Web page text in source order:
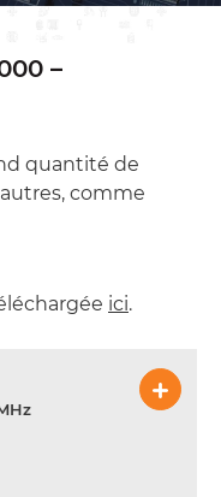
–
quantité de
comme
ici.